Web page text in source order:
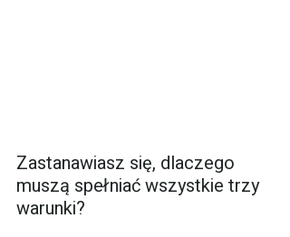
Zastanawiasz się, dlaczego
muszą spełniać wszystkie trzy
warunki?